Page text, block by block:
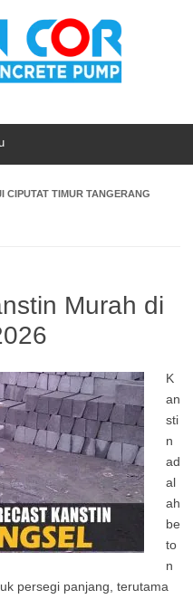
CIPUTAT TIMUR TANGERANG
Murah di
K
an
sti
n
ad
al
ah
be
to
n
persegi panjang, terutama